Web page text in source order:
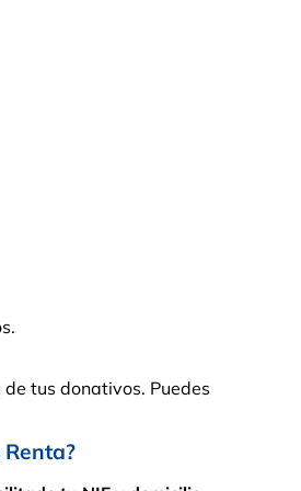
tus donativos. Puedes